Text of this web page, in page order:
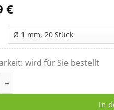
€
wird für Sie bestellt
In